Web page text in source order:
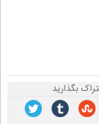
بگذارید